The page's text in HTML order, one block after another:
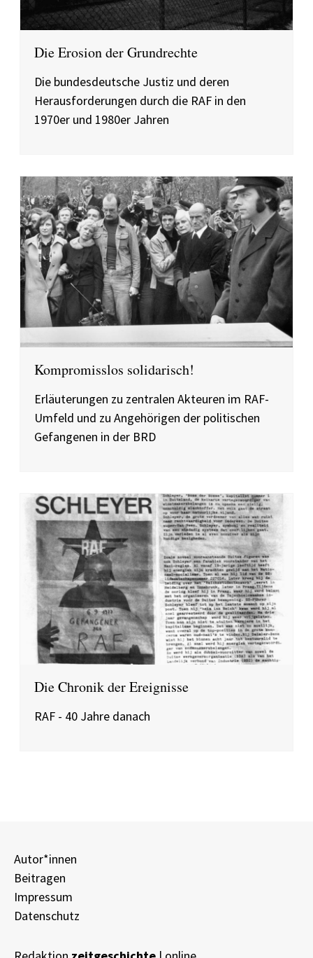
Die Erosion der Grundrechte
Die bundesdeutsche Justiz und deren
Herausforderungen durch die RAF in den
1970er und 1980er Jahren
Kompromisslos solidarisch!
Erläuterungen zu zentralen Akteuren im RAF-
Umfeld und zu Angehörigen der politischen
Gefangenen in der BRD
Die Chronik der Ereignisse
RAF - 40 Jahre danach
Autor*innen
Beitragen
Impressum
Datenschutz